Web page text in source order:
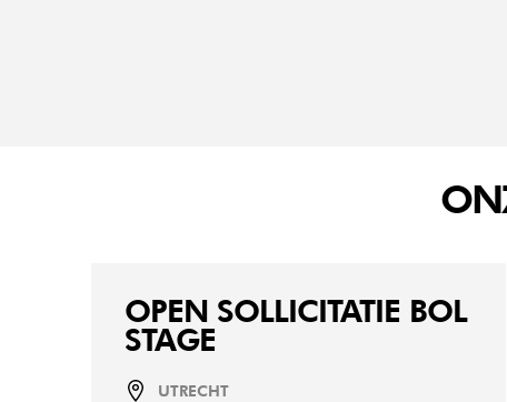
OPEN SOLLICITATIE BOL
STAGE
UTRECHT